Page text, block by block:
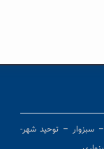
سبزوار – توحید شهر-